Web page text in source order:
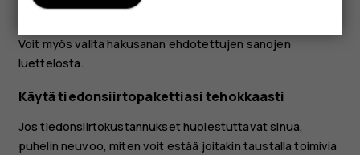
Voit myös valita hakusanan ehdotettujen sanojen
luettelosta.
Käytä tiedonsiirtopakettiasi tehokkaasti
Jos tiedonsiirtokustannukset huolestuttavat sinua,
puhelin neuvoo, miten voit estää joitakin taustalla toimivia